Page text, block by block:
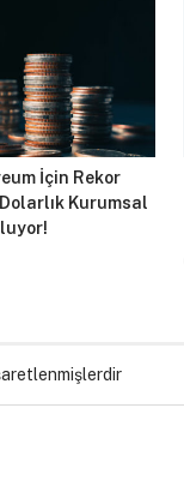
İçin Rekor
Kurumsal